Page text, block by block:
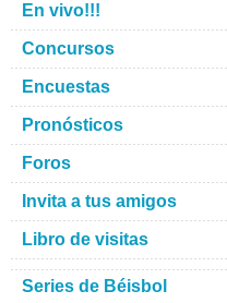
En vivo!!!
Concursos
Encuestas
Pronósticos
Foros
Invita a tus amigos
Libro de visitas
Series de Béisbol